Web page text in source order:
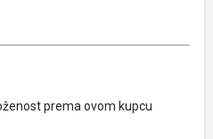
prema ovom kupcu